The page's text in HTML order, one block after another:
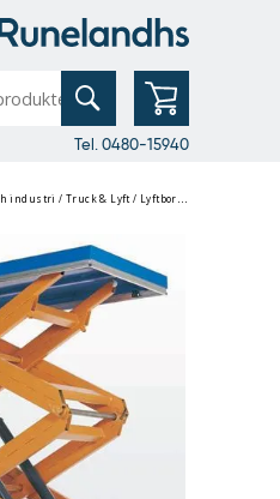
Tel. 0480-15940
industri / Truck & Lyft / Lyftbord & Saxlyftbord